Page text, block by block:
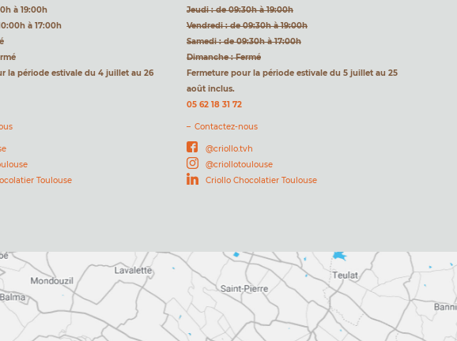
à 19:00h
à 17:00h
la période estivale du 4 juillet au 26
Toulouse
Jeudi : de 09:30h à 19:00h
Vendredi : de 09:30h à 19:00h
Samedi : de 09:30h à 17:00h
Dimanche : Fermé
Fermeture pour la période estivale du 5 juillet au 25
août inclus.
05 62 18 31 72
Contactez-nous
@criollo.tvh
@criollotoulouse
Criollo Chocolatier Toulouse